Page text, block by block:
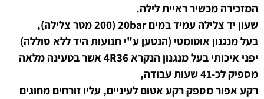
המזכירה מכשיר ראיית לילה.
שעון יד צלילה עמיד במים 20bar (200 מטר צלילה),
בעל מנגנון אוטומטי (הנטען ע"י תנועות היד ללא סוללה)
יפני איכותי בעל מנגנון הנקרא 4R36 אשר בטעינה מלאה
מספיק לכ-41 שעות עבודה,
רקע אפור מספק רקע אטום לעיניים, עליו זורחים מחוגים